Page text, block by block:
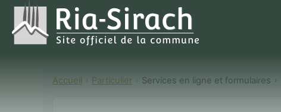
Accueil Particulier Services en ligne et formulaires